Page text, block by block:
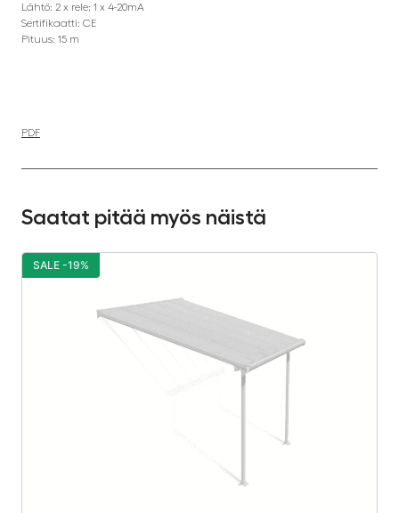
Lähtö: 2 x rele; 1 x 4-20mA
Sertifikaatti: CE
Pituus: 15 m
PDF
Saatat pitää myös näistä
SALE -19%